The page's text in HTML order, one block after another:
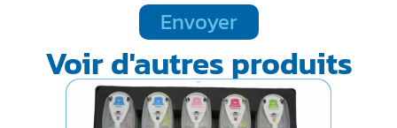
Envoyer
Voir d'autres produits